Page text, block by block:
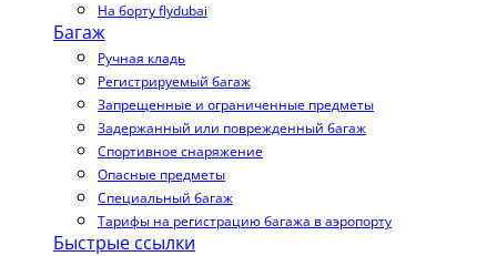
На борту flydubai
Багаж
Ручная кладь
Регистрируемый багаж
Запрещенные и ограниченные предметы
Задержанный или поврежденный багаж
Спортивное снаряжение
Опасные предметы
Специальный багаж
Тарифы на регистрацию багажа в аэропорту
Быстрые ссылки